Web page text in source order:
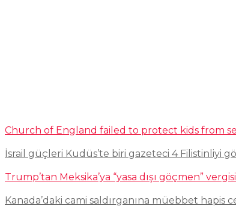
Church of England failed to protect kids from
İsrail güçleri Kudüs’te biri gazeteci 4 Filistinliyi
Trump’tan Meksika’ya “yasa dışı göçmen” vergisi
Kanada’daki cami saldırganına müebbet hapis